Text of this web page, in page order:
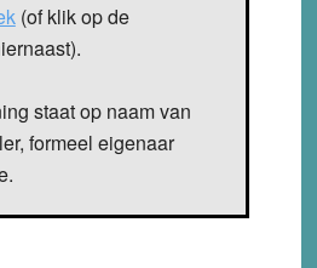
(of klik op de
staat op naam van
formeel eigenaar